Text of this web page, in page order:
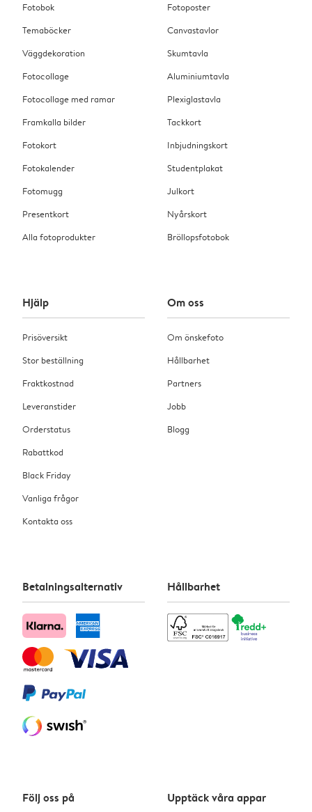
Fotobok
Temaböcker
Väggdekoration
Fotocollage
Fotocollage med ramar
Framkalla bilder
Fotokort
Fotokalender
Fotomugg
Presentkort
Alla fotoprodukter
Fotoposter
Canvastavlor
Skumtavla
Aluminiumtavla
Plexiglastavla
Tackkort
Inbjudningskort
Studentplakat
Julkort
Nyårskort
Bröllopsfotobok
Hjälp
Prisöversikt
Stor beställning
Fraktkostnad
Leveranstider
Orderstatus
Rabattkod
Black Friday
Vanliga frågor
Kontakta oss
Om oss
Om önskefoto
Hållbarhet
Partners
Jobb
Blogg
Betalningsalternativ Hållbarhet
Följ oss på Upptäck våra appar